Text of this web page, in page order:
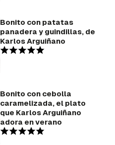
Bonito con patatas
panadera y guindillas, de
Karlos Arguiñano
Bonito con cebolla
caramelizada, el plato
que Karlos Arguiñano
adora en verano